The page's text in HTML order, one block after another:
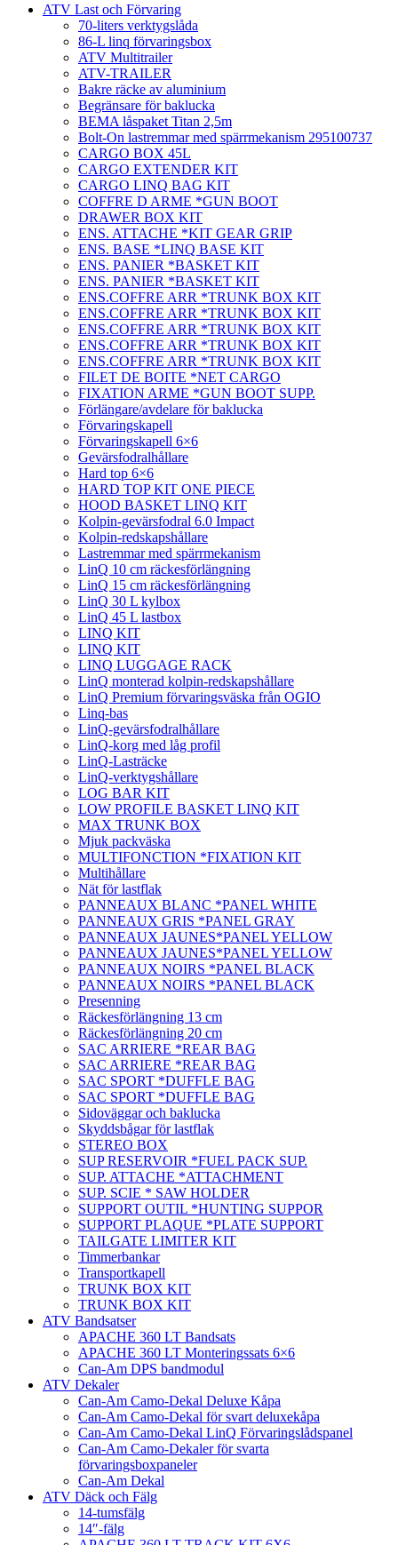
ATV Last och Förvaring
70-liters verktygslåda
86-L linq förvaringsbox
ATV Multitrailer
ATV-TRAILER
Bakre räcke av aluminium
Begränsare för baklucka
BEMA låspaket Titan 2,5m
Bolt-On lastremmar med spärrmekanism 295100737
CARGO BOX 45L
CARGO EXTENDER KIT
CARGO LINQ BAG KIT
COFFRE D ARME *GUN BOOT
DRAWER BOX KIT
ENS. ATTACHE *KIT GEAR GRIP
ENS. BASE *LINQ BASE KIT
ENS. PANIER *BASKET KIT
ENS. PANIER *BASKET KIT
ENS.COFFRE ARR *TRUNK BOX KIT
ENS.COFFRE ARR *TRUNK BOX KIT
ENS.COFFRE ARR *TRUNK BOX KIT
ENS.COFFRE ARR *TRUNK BOX KIT
ENS.COFFRE ARR *TRUNK BOX KIT
FILET DE BOITE *NET CARGO
FIXATION ARME *GUN BOOT SUPP.
Förlängare/avdelare för baklucka
Förvaringskapell
Förvaringskapell 6×6
Gevärsfodralhållare
Hard top 6×6
HARD TOP KIT ONE PIECE
HOOD BASKET LINQ KIT
Kolpin-gevärsfodral 6.0 Impact
Kolpin-redskapshållare
Lastremmar med spärrmekanism
LinQ 10 cm räckesförlängning
LinQ 15 cm räckesförlängning
LinQ 30 L kylbox
LinQ 45 L lastbox
LINQ KIT
LINQ KIT
LINQ LUGGAGE RACK
LinQ monterad kolpin-redskapshållare
LinQ Premium förvaringsväska från OGIO
Linq-bas
LinQ-gevärsfodralhållare
LinQ-korg med låg profil
LinQ-Lasträcke
LinQ-verktygshållare
LOG BAR KIT
LOW PROFILE BASKET LINQ KIT
MAX TRUNK BOX
Mjuk packväska
MULTIFONCTION *FIXATION KIT
Multihållare
Nät för lastflak
PANNEAUX BLANC *PANEL WHITE
PANNEAUX GRIS *PANEL GRAY
PANNEAUX JAUNES*PANEL YELLOW
PANNEAUX JAUNES*PANEL YELLOW
PANNEAUX NOIRS *PANEL BLACK
PANNEAUX NOIRS *PANEL BLACK
Presenning
Räckesförlängning 13 cm
Räckesförlängning 20 cm
SAC ARRIERE *REAR BAG
SAC ARRIERE *REAR BAG
SAC SPORT *DUFFLE BAG
SAC SPORT *DUFFLE BAG
Sidoväggar och baklucka
Skyddsbågar för lastflak
STEREO BOX
SUP RESERVOIR *FUEL PACK SUP.
SUP. ATTACHE *ATTACHMENT
SUP. SCIE * SAW HOLDER
SUPPORT OUTIL *HUNTING SUPPOR
SUPPORT PLAQUE *PLATE SUPPORT
TAILGATE LIMITER KIT
Timmerbankar
Transportkapell
TRUNK BOX KIT
TRUNK BOX KIT
ATV Bandsatser
APACHE 360 LT Bandsats
APACHE 360 LT Monteringssats 6×6
Can-Am DPS bandmodul
ATV Dekaler
Can-Am Camo-Dekal Deluxe Kåpa
Can-Am Camo-Dekal för svart deluxekåpa
Can-Am Camo-Dekal LinQ Förvaringslådspanel
Can-Am Camo-Dekaler för svarta
förvaringsboxpaneler
Can-Am Dekal
ATV Däck och Fälg
14-tumsfälg
14″-fälg